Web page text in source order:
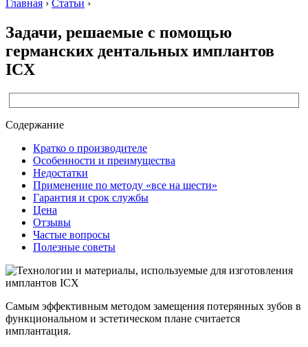
Главная › Статьи ›
Задачи, решаемые с помощью
германских дентальных имплантов
ICX
Содержание
Кратко о производителе
Особенности и преимущества
Недостатки
Применение по методу «все на шести»
Гарантия и срок службы
Цена
Отзывы
Частые вопросы
Полезные советы
Самым эффективным методом замещения потерянных зубов в
функциональном и эстетическом плане считается
имплантация.